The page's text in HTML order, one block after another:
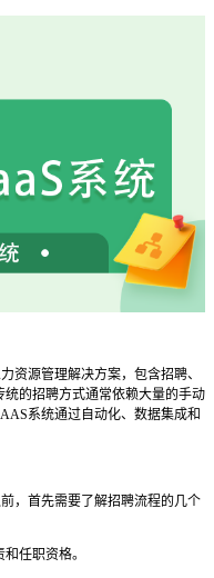
资源管理解决方案，包含招聘、
的招聘方式通常依赖大量的手动
系统通过自动化、数据集成和
，首先需要了解招聘流程的几个
任职资格。